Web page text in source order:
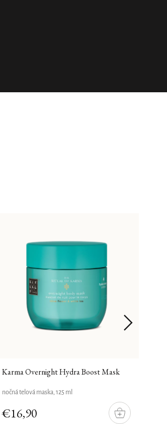
Karma Overnight Hydra Boost Mask
€16,90
DO
KOŠÍKU
nočná telová maska, 125 ml